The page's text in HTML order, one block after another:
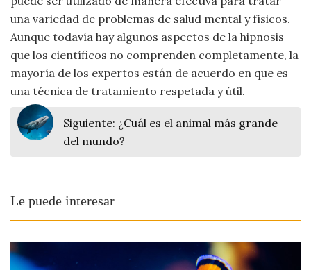
una variedad de problemas de salud mental y físicos.
Aunque todavía hay algunos aspectos de la hipnosis
que los científicos no comprenden completamente, la
mayoría de los expertos están de acuerdo en que es
una técnica de tratamiento respetada y útil.
Siguiente: ¿Cuál es el animal más grande
del mundo?
Le puede interesar